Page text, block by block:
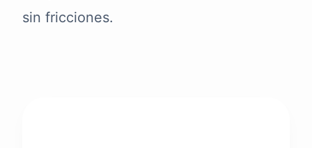
sin fricciones.